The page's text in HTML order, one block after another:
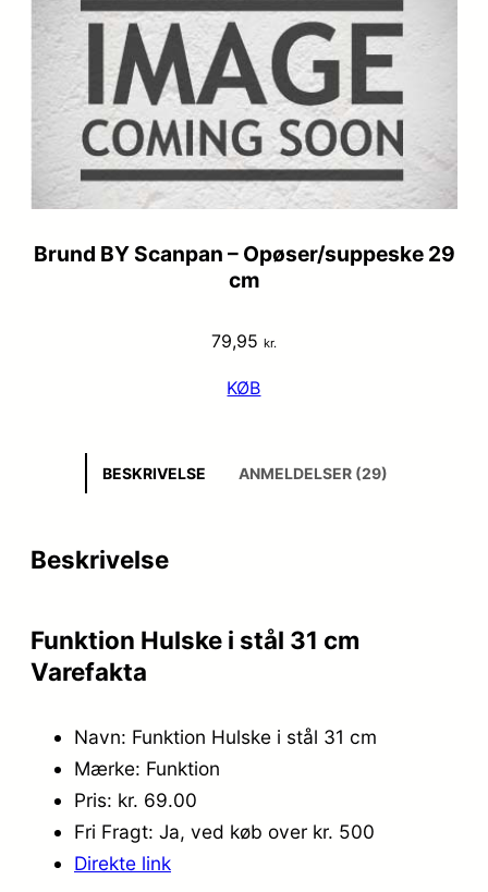
Brund BY Scanpan – Opøser/suppeske 29
cm
79,95 kr.
KØB
BESKRIVELSE ANMELDELSER (29)
Beskrivelse
Funktion Hulske i stål 31 cm
Varefakta
Navn: Funktion Hulske i stål 31 cm
Mærke: Funktion
Pris: kr. 69.00
Fri Fragt: Ja, ved køb over kr. 500
Direkte link